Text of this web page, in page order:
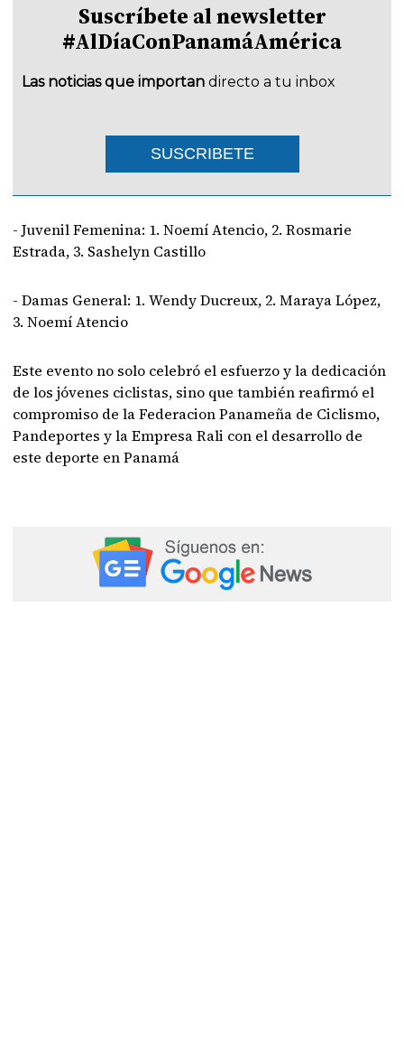
Suscríbete al newsletter
#AlDíaConPanamáAmérica
Las noticias que importan directo a tu inbox
SUSCRIBETE
- Juvenil Femenina: 1. Noemí Atencio, 2. Rosmarie
Estrada, 3. Sashelyn Castillo
- Damas General: 1. Wendy Ducreux, 2. Maraya López,
3. Noemí Atencio
Este evento no solo celebró el esfuerzo y la dedicación
de los jóvenes ciclistas, sino que también reafirmó el
compromiso de la Federacion Panameña de Ciclismo,
Pandeportes y la Empresa Rali con el desarrollo de
este deporte en Panamá